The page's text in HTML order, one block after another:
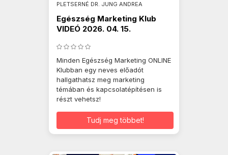
PLETSERNÉ DR. JUNG ANDREA
Egészség Marketing Klub
VIDEÓ 2026. 04. 15.
Minden Egészség Marketing ONLINE
Klubban egy neves előadót
hallgathatsz meg marketing
témában és kapcsolatépítésen is
részt vehetsz!
Tudj meg többet!